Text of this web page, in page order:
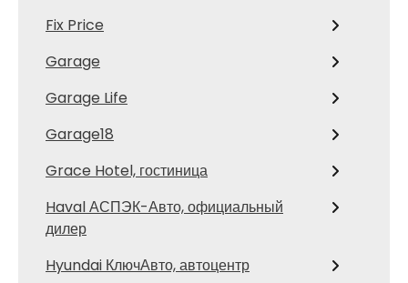
Fix Price
Garage
Garage Life
Garage18
Grace Hotel, гостиница
Haval АСПЭК-Авто, официальный
дилер
Hyundai КлючАвто, автоцентр